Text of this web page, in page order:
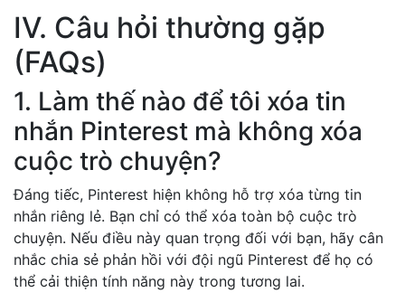
IV. Câu hỏi thường gặp
(FAQs)
1. Làm thế nào để tôi xóa tin
nhắn Pinterest mà không xóa
cuộc trò chuyện?
Đáng tiếc, Pinterest hiện không hỗ trợ xóa từng tin
nhắn riêng lẻ. Bạn chỉ có thể xóa toàn bộ cuộc trò
chuyện. Nếu điều này quan trọng đối với bạn, hãy cân
nhắc chia sẻ phản hồi với đội ngũ Pinterest để họ có
thể cải thiện tính năng này trong tương lai.